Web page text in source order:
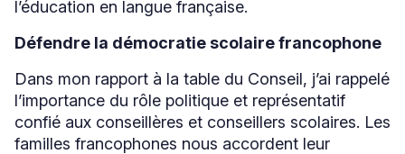
l’éducation en langue française.
Défendre la démocratie scolaire francophone
Dans mon rapport à la table du Conseil, j’ai rappelé
l’importance du rôle politique et représentatif
confié aux conseillères et conseillers scolaires. Les
familles francophones nous accordent leur